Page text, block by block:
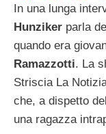
In una lunga
Hunziker parla
quando era
Ramazzotti. La
Striscia La
che, a dispetto
una ragazza